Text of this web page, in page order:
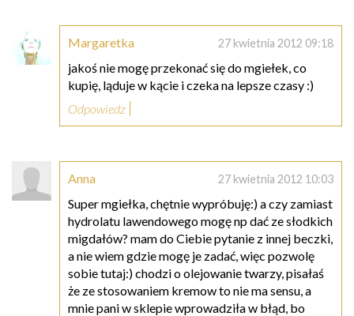
Margaretka 27 kwietnia 2012 09:18
jakoś nie mogę przekonać się do mgiełek, co
kupię, ląduje w kącie i czeka na lepsze czasy :)
Odpowiedz
Anna 27 kwietnia 2012 10:03
Super mgiełka, chętnie wypróbuję:) a czy zamiast
hydrolatu lawendowego mogę np dać ze słodkich
migdałów? mam do Ciebie pytanie z innej beczki,
a nie wiem gdzie mogę je zadać, więc pozwolę
sobie tutaj:) chodzi o olejowanie twarzy, pisałaś
że ze stosowaniem kremow to nie ma sensu, a
mnie pani w sklepie wprowadziła w błąd, bo